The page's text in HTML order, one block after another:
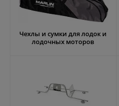
Чехлы и сумки для лодок и
лодочных моторов